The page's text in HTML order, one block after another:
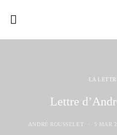
LA
Lettre
ANDRÉ ROUSSELET 5 MAR